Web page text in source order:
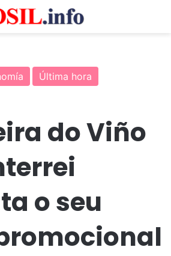
Última hora
do Viño
o seu